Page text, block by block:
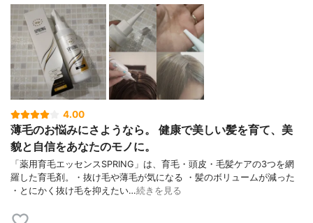
4.00
薄毛のお悩みにさようなら。 健康で美しい髪を育て、美
貌と自信をあなたのモノに。
「薬用育毛エッセンスSPRING」は、育毛・頭皮・毛髪ケアの3つを網
羅した育毛剤。・抜け毛や薄毛が気になる ・髪のボリュームが減った
・とにかく抜け毛を抑えたい…続きを見る